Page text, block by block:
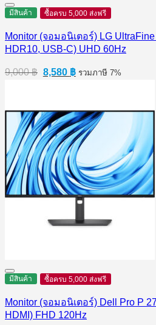
5,590 ฿.5,400 ฿.
มีสินค้า ซื้อครบ 5,000 ส่งฟรี
Monitor (จอมอนิเตอร์) LG
HDR10, USB-C) UHD 60Hz
9,000฿ Original
price
8,580 ฿Current
price
รวมภาษี 7%
มีสินค้า ซื้อครบ 5,000 ส่งฟรี
Monitor (จอมอนิเตอร์) Dell Pro P
HDMI) FHD 120Hz